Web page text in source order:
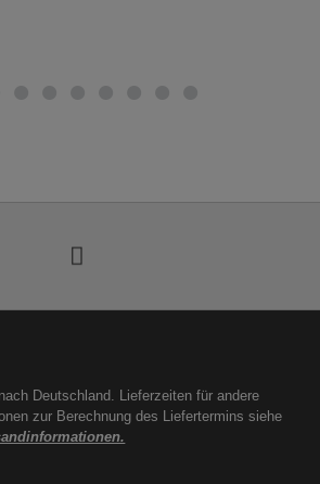
Deutschland. Lieferzeiten für andere
zur Berechnung des Liefertermins siehe